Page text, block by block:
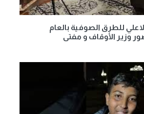
للطرق الصوفية بالعام
وزير الأوقاف و مفتى